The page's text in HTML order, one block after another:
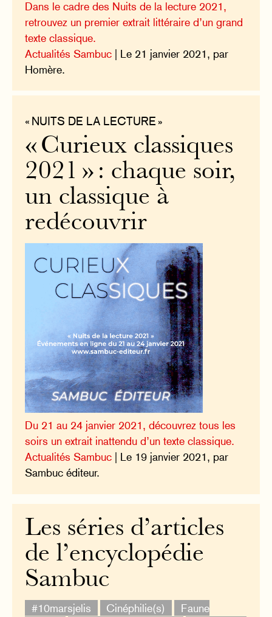
Dans le cadre des Nuits de la lecture 2021,
retrouvez un premier extrait littéraire d’un grand
texte classique.
Actualités Sambuc | Le 21 janvier 2021, par
Homère.
« NUITS DE LA LECTURE »
« Curieux classiques
2021 » : chaque soir,
un classique à
redécouvrir
Du 21 au 24 janvier 2021, découvrez tous les
soirs un extrait inattendu d’un texte classique.
Actualités Sambuc | Le 19 janvier 2021, par
Sambuc éditeur.
Les séries d’articles
de l’encyclopédie
Sambuc
#10marsjelis Cinéphilie(s)
Faune